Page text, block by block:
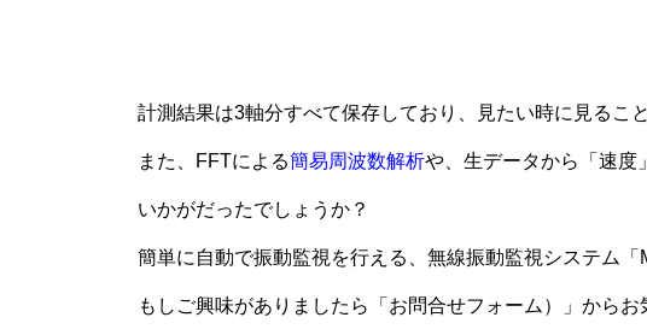
計測結果は3軸分すべて保存しており、見たい時に見るこ
また、FFTによる簡易周波数解析や、生データから「速度
いかがだったでしょうか？
簡単に自動で振動監視を行える、無線振動監視システム「
もしご興味がありましたら「お問合せフォーム）」からお